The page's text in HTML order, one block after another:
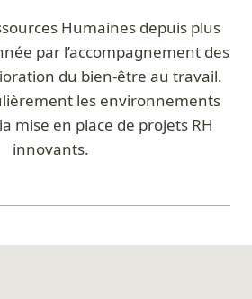
Humaines depuis plus
par l’accompagnement des
du bien-être au travail.
les environnements
mise en place de projets RH
innovants.